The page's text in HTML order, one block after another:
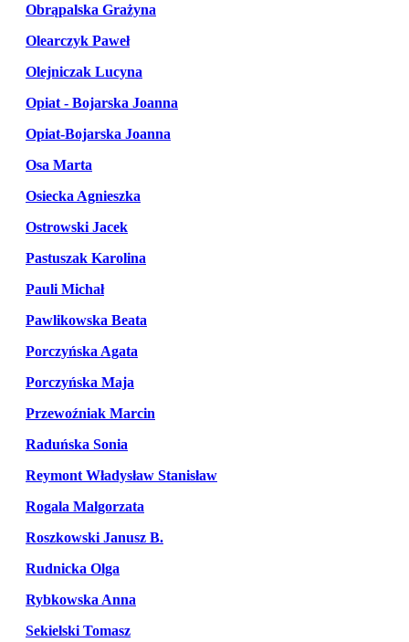
Obrąpalska Grażyna
Olearczyk Paweł
Olejniczak Lucyna
Opiat - Bojarska Joanna
Opiat-Bojarska Joanna
Osa Marta
Osiecka Agnieszka
Ostrowski Jacek
Pastuszak Karolina
Pauli Michał
Pawlikowska Beata
Porczyńska Agata
Porczyńska Maja
Przewoźniak Marcin
Raduńska Sonia
Reymont Władysław Stanisław
Rogala Malgorzata
Roszkowski Janusz B.
Rudnicka Olga
Rybkowska Anna
Sekielski Tomasz